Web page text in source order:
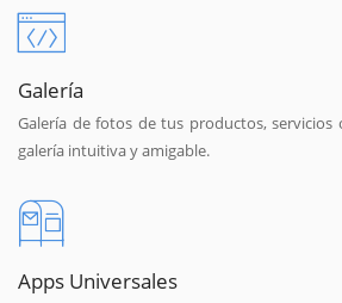
Galería
Galería de fotos de tus productos, servicios
galería intuitiva y amigable.
Apps Universales